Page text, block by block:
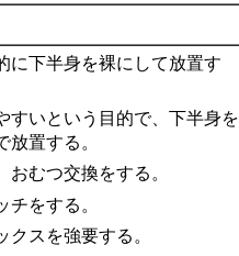
に下半身を裸にして放置す
すいという目的で、下半身を
置する。
おむつ交換をする。
をする。
スを強要する。